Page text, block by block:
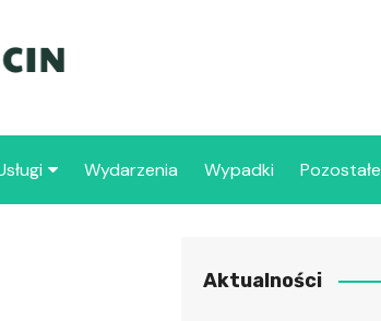
109 Szpital Wojskowy w
Szczecinie
Wydarzenia Wypadki Pozostałe
Aktualności